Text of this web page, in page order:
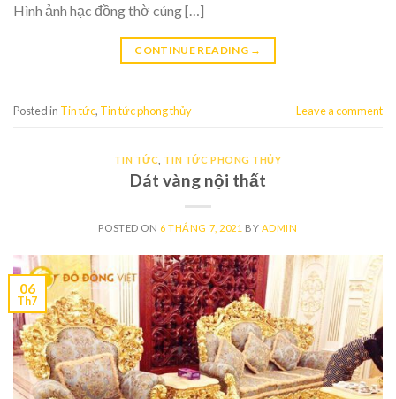
Hình ảnh hạc đồng thờ cúng […]
CONTINUE READING →
Posted in Tin tức, Tin tức phong thủy Leave a comment
TIN TỨC TIN TỨC PHONG THỦY
Dát vàng nội thất
POSTED ON 6 THÁNG 7, 2021 BY ADMIN
06
Th7